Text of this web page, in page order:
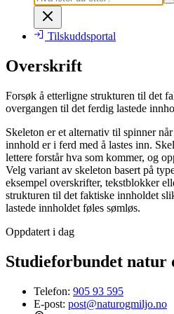
Tilskuddsportal
Overskrift
Forsøk å etterligne strukturen til det
overgangen til det ferdig lastede
Skeleton er et alternativ til spinner
innhold er i ferd med å lastes inn.
lettere forstår hva som kommer, og
Velg variant av skeleton basert på
eksempel overskrifter, tekstblokker
strukturen til det faktiske innholdet
lastede innholdet føles sømløs.
Oppdatert i dag
Studieforbundet natur
Telefon: 905 93 595
E-post: post@naturogmiljo.no